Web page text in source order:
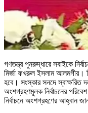
গণতন্ত্র পুনরুদ্ধারে সবাইকে
মির্জা ফখরুল ইসলাম আলমগীর।
হবে। সংস্কার সনদে
অংশগ্রহণমূলক নির্বাচনের
নির্বাচনে অংশগ্রহণের আহ্বান